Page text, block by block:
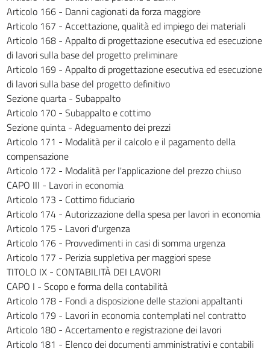
340
341
342
PARTE VI - CONTRATTI ESEGUITI ALL'ESTERO
TITOLO I - CONTRATTI NELL'AMBITO DI ATTUAZIONE DELLA LEGGE 26
febbraio 1987, N. 49
343
344
345
346
347
348
349
350
TITOLO II - LAVORI SU IMMOBILI ALL'ESTERO AD
USO DELL'AMMINISTRAZIONE
DEL MINISTERO DEGLI AFFARI ESTERI
351
352
353
Articolo 166 - Danni cagionati da forza maggiore
Articolo 167 - Accettazione, qualità ed impiego dei materiali
Articolo 168 - Appalto di progettazione esecutiva ed esecuzione
di lavori sulla base del progetto preliminare
Articolo 169 - Appalto di progettazione esecutiva ed esecuzione
di lavori sulla base del progetto definitivo
Sezione quarta - Subappalto
Articolo 170 - Subappalto e cottimo
Sezione quinta - Adeguamento dei prezzi
Articolo 171 - Modalità per il calcolo e il pagamento della
compensazione
Articolo 172 - Modalità per l'applicazione del prezzo chiuso
CAPO III - Lavori in economia
Articolo 173 - Cottimo fiduciario
Articolo 174 - Autorizzazione della spesa per lavori in economia
Articolo 175 - Lavori d'urgenza
Articolo 176 - Provvedimenti in casi di somma urgenza
Articolo 177 - Perizia suppletiva per maggiori spese
TITOLO IX - CONTABILITÀ DEI LAVORI
CAPO I - Scopo e forma della contabilità
Articolo 178 - Fondi a disposizione delle stazioni appaltanti
Articolo 179 - Lavori in economia contemplati nel contratto
Articolo 180 - Accertamento e registrazione dei lavori
Articolo 181 - Elenco dei documenti amministrativi e contabili